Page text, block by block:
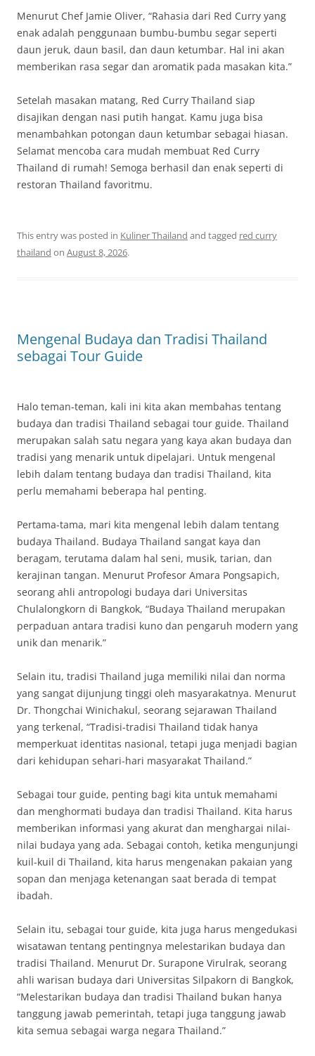
Menurut Chef Jamie Oliver, “Rahasia dari Red Curry yang
enak adalah penggunaan bumbu-bumbu segar seperti
daun jeruk, daun basil, dan daun ketumbar. Hal ini akan
memberikan rasa segar dan aromatik pada masakan kita.”
Setelah masakan matang, Red Curry Thailand siap
disajikan dengan nasi putih hangat. Kamu juga bisa
menambahkan potongan daun ketumbar sebagai hiasan.
Selamat mencoba cara mudah membuat Red Curry
Thailand di rumah! Semoga berhasil dan enak seperti di
restoran Thailand favoritmu.
This entry was posted in Kuliner Thailand and tagged red curry
thailand on August 8, 2026.
Mengenal Budaya dan Tradisi Thailand
sebagai Tour Guide
Halo teman-teman, kali ini kita akan membahas tentang
budaya dan tradisi Thailand sebagai tour guide. Thailand
merupakan salah satu negara yang kaya akan budaya dan
tradisi yang menarik untuk dipelajari. Untuk mengenal
lebih dalam tentang budaya dan tradisi Thailand, kita
perlu memahami beberapa hal penting.
Pertama-tama, mari kita mengenal lebih dalam tentang
budaya Thailand. Budaya Thailand sangat kaya dan
beragam, terutama dalam hal seni, musik, tarian, dan
kerajinan tangan. Menurut Profesor Amara Pongsapich,
seorang ahli antropologi budaya dari Universitas
Chulalongkorn di Bangkok, “Budaya Thailand merupakan
perpaduan antara tradisi kuno dan pengaruh modern yang
unik dan menarik.”
Selain itu, tradisi Thailand juga memiliki nilai dan norma
yang sangat dijunjung tinggi oleh masyarakatnya. Menurut
Dr. Thongchai Winichakul, seorang sejarawan Thailand
yang terkenal, “Tradisi-tradisi Thailand tidak hanya
memperkuat identitas nasional, tetapi juga menjadi bagian
dari kehidupan sehari-hari masyarakat Thailand.”
Sebagai tour guide, penting bagi kita untuk memahami
dan menghormati budaya dan tradisi Thailand. Kita harus
memberikan informasi yang akurat dan menghargai nilai-
nilai budaya yang ada. Sebagai contoh, ketika mengunjungi
kuil-kuil di Thailand, kita harus mengenakan pakaian yang
sopan dan menjaga ketenangan saat berada di tempat
ibadah.
Selain itu, sebagai tour guide, kita juga harus mengedukasi
wisatawan tentang pentingnya melestarikan budaya dan
tradisi Thailand. Menurut Dr. Surapone Virulrak, seorang
ahli warisan budaya dari Universitas Silpakorn di Bangkok,
“Melestarikan budaya dan tradisi Thailand bukan hanya
tanggung jawab pemerintah, tetapi juga tanggung jawab
kita semua sebagai warga negara Thailand.”